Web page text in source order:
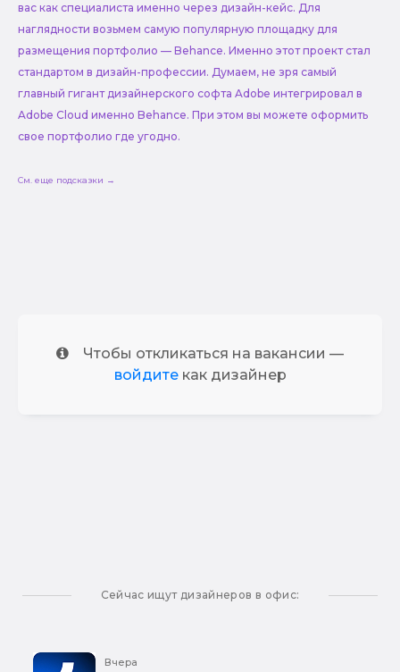
вас как специалиста именно через дизайн-кейс. Для
наглядности возьмем самую популярную площадку для
размещения портфолио — Behance. Именно этот проект стал
стандартом в дизайн-профессии. Думаем, не зря самый
главный гигант дизайнерского софта Adobe интегрировал в
Adobe Cloud именно Behance. При этом вы можете оформить
свое портфолио где угодно.
См. еще подсказки →
Чтобы откликаться на вакансии —
войдитекак дизайнер
Сейчас ищут дизайнеров в офис:
Вчера